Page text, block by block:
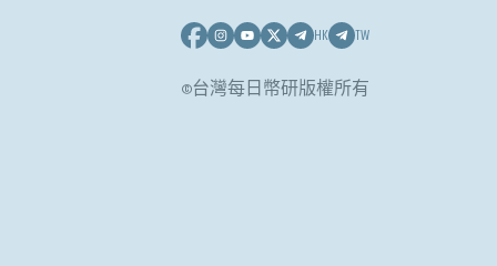
HK TW
©台灣每日幣研版權所有